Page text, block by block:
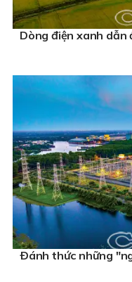
Dòng điện xanh dẫn
Ðánh thức những